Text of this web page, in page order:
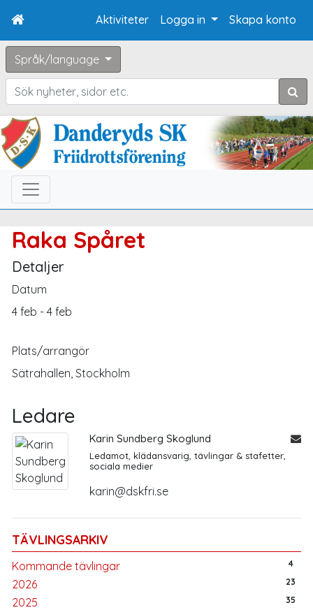
Aktiviteter Logga in Skapa konto
Språk/language
Sök
TÄVLINGSARKIV
Kommande tävlingar 4
2026 23
2025 35
Raka Spåret
Detaljer
Datum
4 feb - 4 feb
Plats/arrangör
Sätrahallen, Stockholm
Ledare
Karin Sundberg Skoglund
Ledamot, klädansvarig, tävlingar & stafetter,
sociala medier
karin@dskfri.se